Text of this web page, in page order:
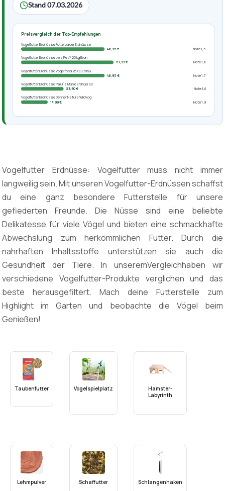
Stand 07.03.2026
Preisvergleich der Top-Empfehlungen
Vogelfutter Erdnüsse Futterbauer Erdnüsse
46,95 €
Note 1,5
Vogelfutter Erdnüsse Lyra Pet ® 25 kg Erdn
51,99 €
Note 1,6
Vogelfutter Erdnüsse Vogelfood 25 KG Erdnu
46,95 €
Note 1,7
Vogelfutter Erdnüsse Paul´s Mühle Erdnüsse
23,90 €
Note 1,8
Vogelfutter Erdnüsse Dehner Natura Wildvog
14,99 €
Note 1,9
Vogelfutter Erdnüsse: Vogelfutter muss nicht immer
langweilig sein. Mit unseren Vogelfutter-Erdnüssen schaffst
du eine ganz besondere Futterstelle für unsere
gefiederten Freunde. Die Nüsse sind eine beliebte
Delikatesse für viele Vögel und bieten eine schmackhafte
Abwechslung zum herkömmlichen Futter. Durch die
nahrhaften Inhaltsstoffe unterstützen sie auch die
Gesundheit der Tiere. In unseremVergleichhaben wir
verschiedene Vogelfutter-Produkte verglichen und das
beste herausgefiltert. Mach deine Futterstelle zum
Highlight im Garten und beobachte die Vögel beim
Genießen!
Taubenfutter Vogelspielplatz
Hamster-
Labyrinth
Lehmpulver Schaffutter Schlangenhaken